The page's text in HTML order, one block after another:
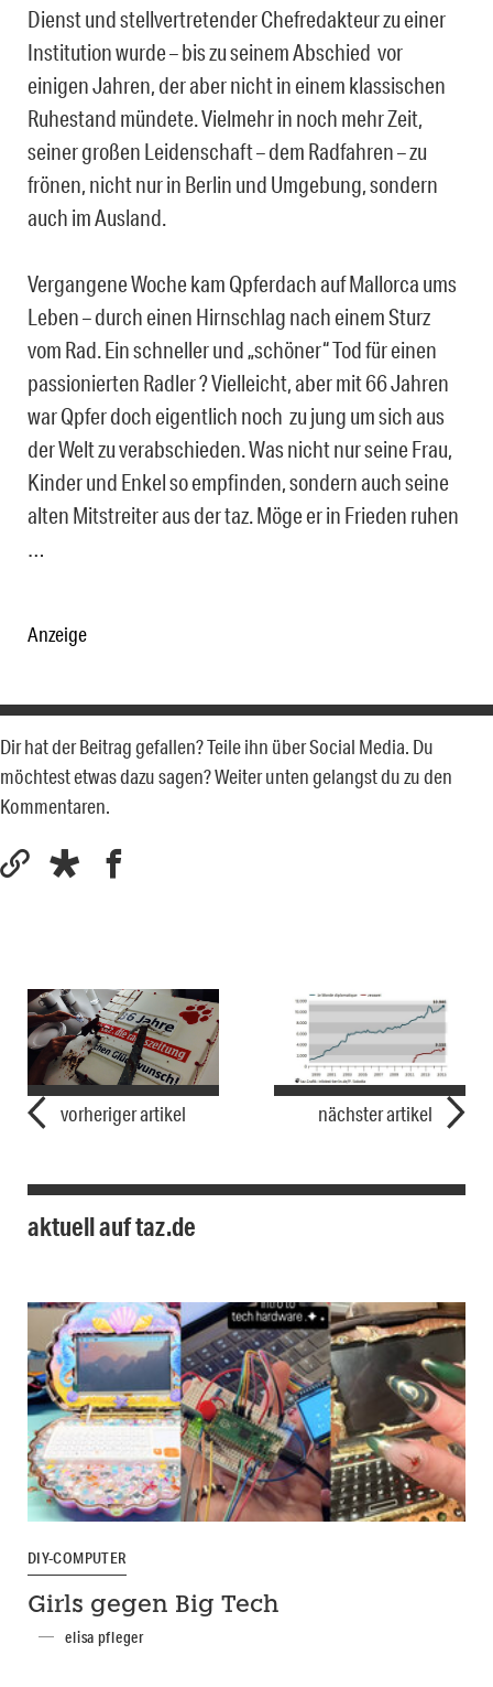
Dienst und stellvertretender Chefredakteur zu einer
Institution wurde – bis zu seinem Abschied vor
einigen Jahren, der aber nicht in einem klassischen
Ruhestand mündete. Vielmehr in noch mehr Zeit,
seiner großen Leidenschaft – dem Radfahren – zu
frönen, nicht nur in Berlin und Umgebung, sondern
auch im Ausland.
Vergangene Woche kam Qpferdach auf Mallorca ums
Leben – durch einen Hirnschlag nach einem Sturz
vom Rad. Ein schneller und „schöner“ Tod für einen
passionierten Radler ? Vielleicht, aber mit 66 Jahren
war Qpfer doch eigentlich noch zu jung um sich aus
der Welt zu verabschieden. Was nicht nur seine Frau,
Kinder und Enkel so empfinden, sondern auch seine
alten Mitstreiter aus der taz. Möge er in Frieden ruhen
…
Anzeige
Dir hat der Beitrag gefallen? Teile ihn über Social Media. Du
möchtest etwas dazu sagen? Weiter unten gelangst du zu den
Kommentaren.
vorheriger artikel nächster artikel
aktuell auf taz.de
DIY-COMPUTER
Girls gegen Big Tech
elisa pfleger